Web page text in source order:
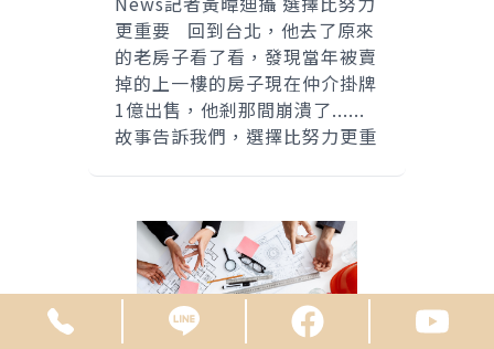
更重要 回到台北，他去了原來
的老房子看了看，發現當年被賣
掉的上一樓的房子現在仲介掛牌
1億出售，他剎那間崩潰了......
故事告訴我們，選擇比努力更重